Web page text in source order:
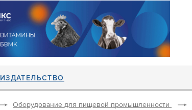
ИЗДАТЕЛЬСТВО
Оборудование для пищевой промышленности